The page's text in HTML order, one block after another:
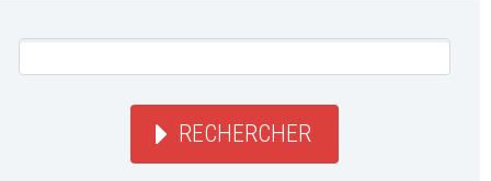
RECHERCHER